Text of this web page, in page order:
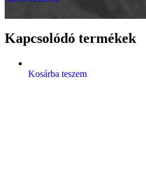
Kapcsolódó termékek
Kosárba teszem